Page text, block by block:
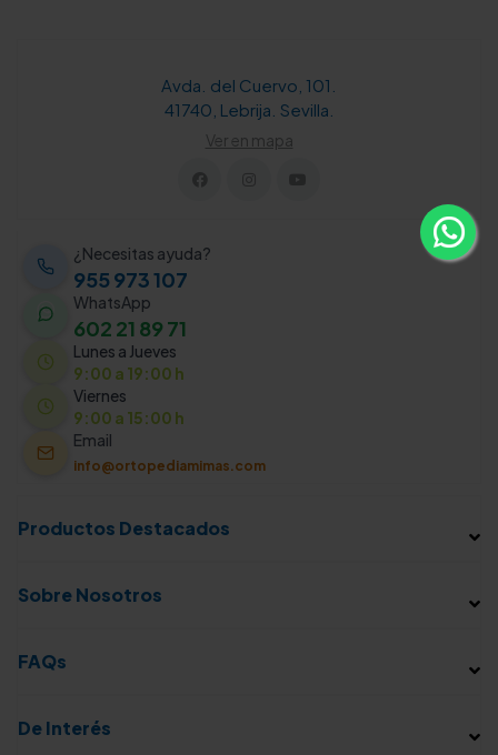
Avda. del Cuervo, 101.
41740, Lebrija. Sevilla.
Ver en mapa
¿Necesitas ayuda?
955 973 107
WhatsApp
602 21 89 71
Lunes a Jueves
9:00 a 19:00 h
Viernes
9:00 a 15:00 h
Email
info@ortopediamimas.com
Productos Destacados
Sobre Nosotros
FAQs
De Interés